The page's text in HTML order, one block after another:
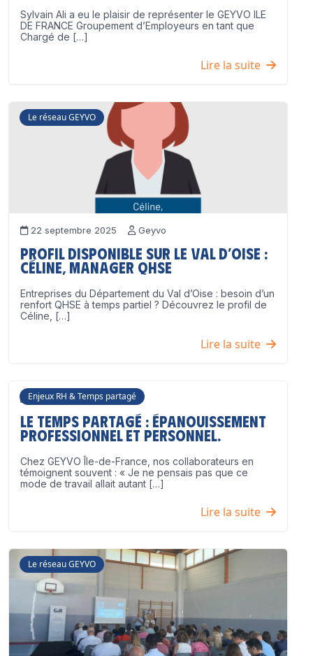
Sylvain Ali a eu le plaisir de représenter le GEYVO ILE
DE FRANCE Groupement d’Employeurs en tant que
Chargé de […]
Lire la suite
Le réseau GEYVO
22 septembre 2025 Geyvo
Profil disponible sur le Val d’Oise :
Céline, Manager QHSE
Entreprises du Département du Val d’Oise : besoin d’un
renfort QHSE à temps partiel ? Découvrez le profil de
Céline, […]
Lire la suite
Enjeux RH & Temps partagé
17 juillet 2025 Geyvo
Le temps partagé : épanouissement
professionnel ET personnel.
Chez GEYVO Île-de-France, nos collaborateurs en
témoignent souvent : « Je ne pensais pas que ce
mode de travail allait autant […]
Lire la suite
Le réseau GEYVO